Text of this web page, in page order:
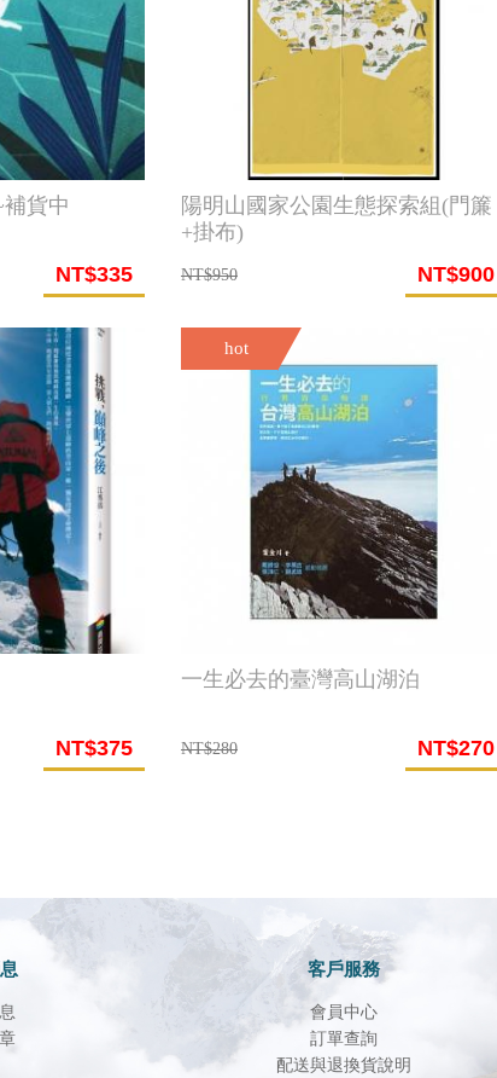
貨中
NT$335
陽明山國家公園生態探索組(門簾
+掛布)
NT$950 NT$900
NT$375
hot
一生必去的臺灣高山湖泊
NT$280 NT$270
客戶服務
會員中心
訂單查詢
配送與退換貨說明